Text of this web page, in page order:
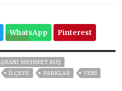
WhatsApp Pinterest
MEHMET KUŞ
İLÇEYE PARKLAR YENİ